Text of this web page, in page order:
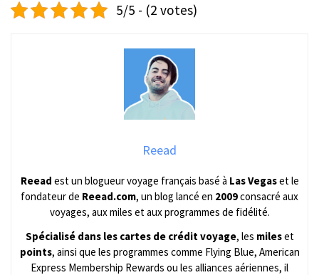
5/5 - (2 votes)
Reead
Reead est un blogueur voyage français basé à Las Vegaset le
fondateur de Reead.com, un blog lancé en 2009consacré aux
voyages, aux miles et aux programmes de fidélité.
Spécialisé dans les cartes de crédit voyage, les mileset
points, ainsi que les programmes comme Flying Blue, American
Express Membership Rewards ou les alliances aériennes, il